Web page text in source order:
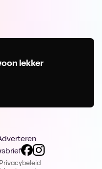
lekker
Privacybeleid